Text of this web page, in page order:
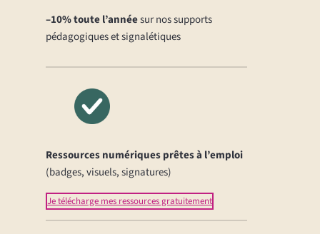
–10% toute l’annéesur nos supports
pédagogiques et signalétiques
Ressources numériques prêtes à l’emploi
(badges, visuels, signatures)
Je télécharge mes ressources gratuitement